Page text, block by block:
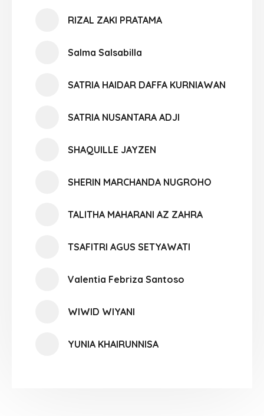
RIZAL ZAKI PRATAMA
Salma Salsabilla
SATRIA HAIDAR DAFFA KURNIAWAN
SATRIA NUSANTARA ADJI
SHAQUILLE JAYZEN
SHERIN MARCHANDA NUGROHO
TALITHA MAHARANI AZ ZAHRA
TSAFITRI AGUS SETYAWATI
Valentia Febriza Santoso
WIWID WIYANI
YUNIA KHAIRUNNISA